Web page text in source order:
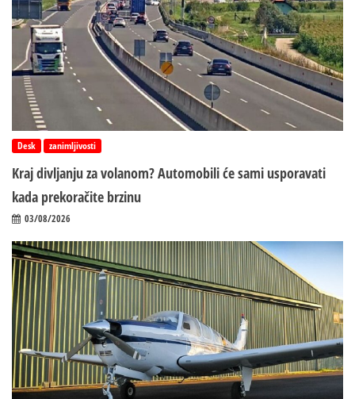
Desk zanimljivosti
Kraj divljanju za volanom? Automobili će sami usporavati
kada prekoračite brzinu
03/08/2026